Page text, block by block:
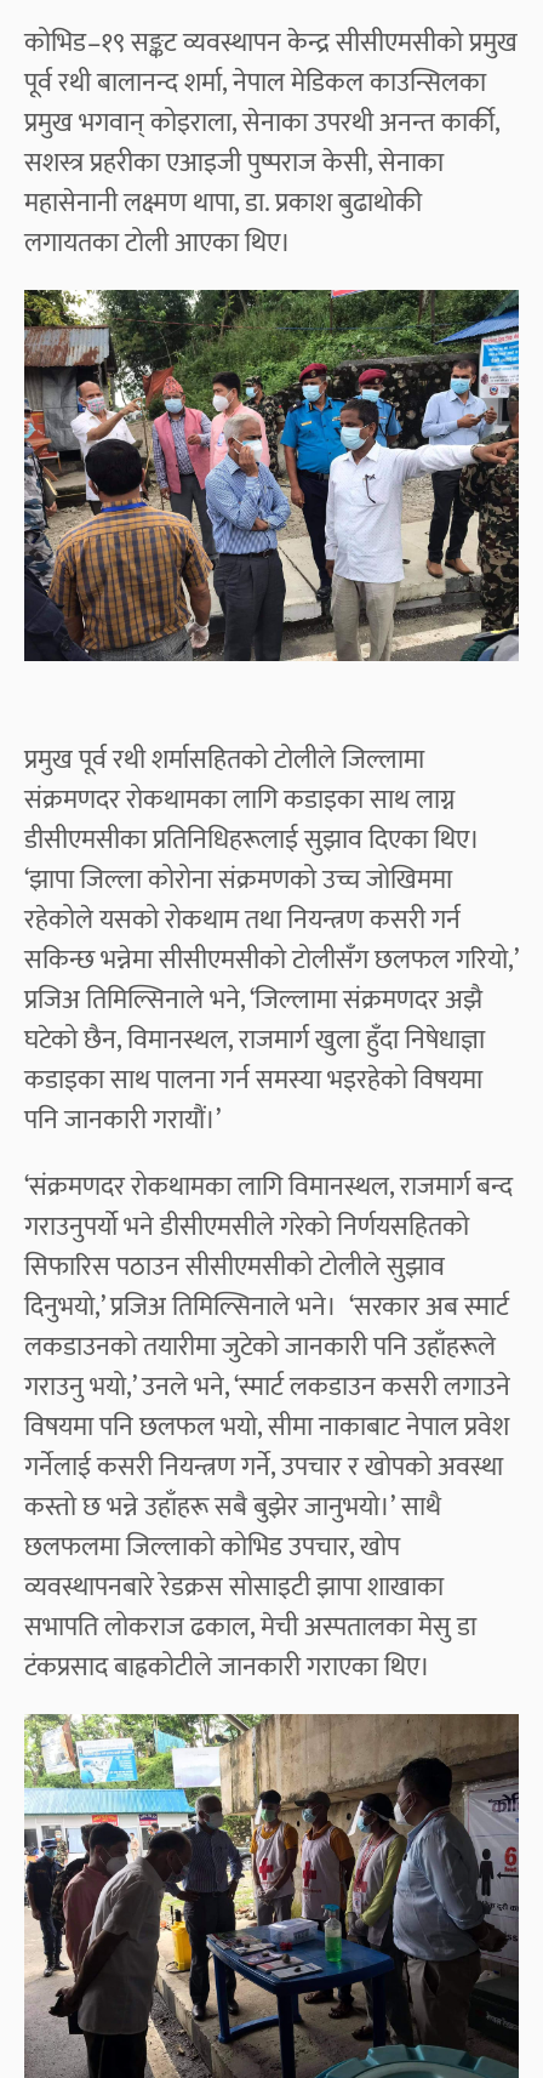
कोभिड–१९ सङ्कट व्यवस्थापन केन्द्र सीसीएमसीको प्रमुख
पूर्व रथी बालानन्द शर्मा, नेपाल मेडिकल काउन्सिलका
प्रमुख भगवान् कोइराला, सेनाका उपरथी अनन्त कार्की,
सशस्त्र प्रहरीका एआइजी पुष्पराज केसी, सेनाका
महासेनानी लक्ष्मण थापा, डा. प्रकाश बुढाथोकी
लगायतका टोली आएका थिए।
प्रमुख पूर्व रथी शर्मासहितको टोलीले जिल्लामा
संक्रमणदर रोकथामका लागि कडाइका साथ लाग्न
डीसीएमसीका प्रतिनिधिहरूलाई सुझाव दिएका थिए।
‘झापा जिल्ला कोरोना संक्रमणको उच्च जोखिममा
रहेकोले यसको रोकथाम तथा नियन्त्रण कसरी गर्न
सकिन्छ भन्नेमा सीसीएमसीको टोलीसँग छलफल गरियो,’
प्रजिअ तिमिल्सिनाले भने, ‘जिल्लामा संक्रमणदर अझै
घटेको छैन, विमानस्थल, राजमार्ग खुला हुँदा निषेधाज्ञा
कडाइका साथ पालना गर्न समस्या भइरहेको विषयमा
पनि जानकारी गरायौं।’
‘संक्रमणदर रोकथामका लागि विमानस्थल, राजमार्ग बन्द
गराउनुपर्यो भने डीसीएमसीले गरेको निर्णयसहितको
सिफारिस पठाउन सीसीएमसीको टोलीले सुझाव
दिनुभयो,’ प्रजिअ तिमिल्सिनाले भने। ‘सरकार अब स्मार्ट
लकडाउनको तयारीमा जुटेको जानकारी पनि उहाँहरूले
गराउनु भयो,’ उनले भने, ‘स्मार्ट लकडाउन कसरी लगाउने
विषयमा पनि छलफल भयो, सीमा नाकाबाट नेपाल प्रवेश
गर्नेलाई कसरी नियन्त्रण गर्ने, उपचार र खोपको अवस्था
कस्तो छ भन्ने उहाँहरू सबै बुझेर जानुभयो।’साथै
छलफलमा जिल्लाको कोभिड उपचार, खोप
व्यवस्थापनबारे रेडक्रस सोसाइटी झापा शाखाका
सभापति लोकराज ढकाल, मेची अस्पतालका मेसु डा
टंकप्रसाद बाह्रकोटीले जानकारी गराएका थिए।